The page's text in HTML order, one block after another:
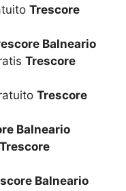
Trescore
Balneario
Trescore
Trescore
Balneario
Trescore
Balneario